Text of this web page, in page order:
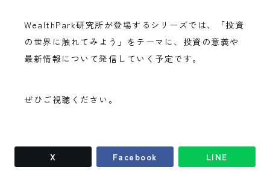
WealthPark研究所が登場するシリーズでは、「投資
の世界に触れてみよう」をテーマに、投資の意義や
最新情報について発信していく予定です。
ぜひご視聴ください。
X Facebook LINE